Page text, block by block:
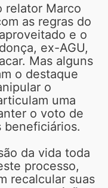
relator Marco
as regras do
e o
ex-AGU,
Mas alguns
o destaque
o
uma
o voto de
beneficiários.
da vida toda
processo,
recalcular suas